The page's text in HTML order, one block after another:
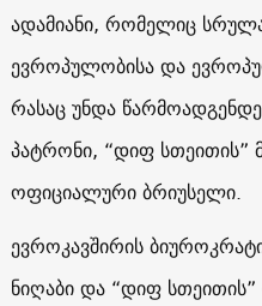
ადამიანი, რომელიც
ევროპულობისა და
რასაც უნდა
პატრონი, “დიფ
ოფიციალური ბრიუსელი.
ევროკავშირის
ნიღაბი და “დიფ